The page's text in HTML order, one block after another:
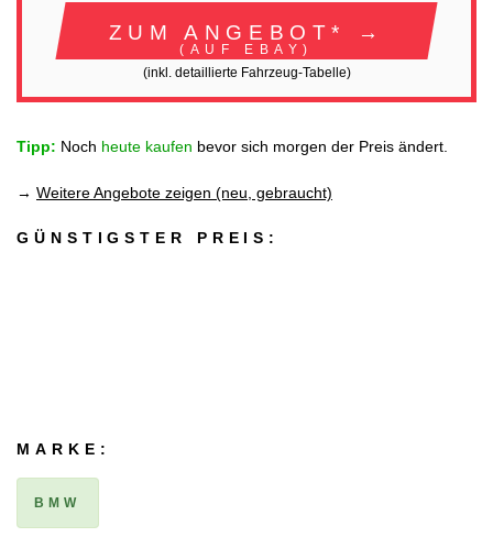
ZUM ANGEBOT* →
(AUF EBAY)
(inkl. detaillierte Fahrzeug-Tabelle)
Tipp: Noch heute kaufen bevor sich morgen der Preis ändert.
→ Weitere Angebote zeigen (neu, gebraucht)
GÜNSTIGSTER PREIS:
MARKE:
BMW